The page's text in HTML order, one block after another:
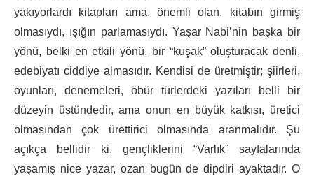
yakıyorlardı kitapları ama, önemli olan, kitabın girmiş
olmasıydı, ışığın parlamasıydı. Yaşar Nabi’nin başka bir
yönü, belki en etkili yönü, bir “kuşak” oluşturacak denli,
edebiyatı ciddiye almasıdır. Kendisi de üretmiştir; şiirleri,
oyunları, denemeleri, öbür türlerdeki yazıları belli bir
düzeyin üstündedir, ama onun en büyük katkısı, üretici
olmasından çok ürettirici olmasında aranmalıdır. Şu
açıkça bellidir ki, gençliklerini “Varlık” sayfalarında
yaşamış nice yazar, ozan bugün de dipdiri ayaktadır. O